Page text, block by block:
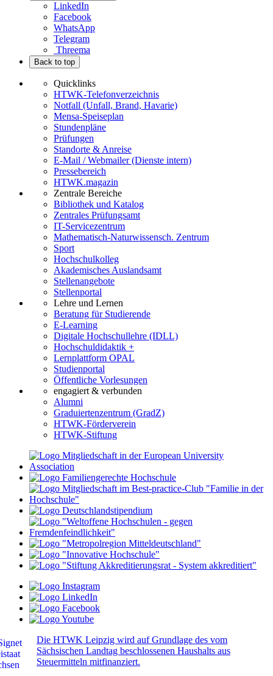
LinkedIn
Facebook
WhatsApp
Telegram
Threema
Back to top
Quicklinks
HTWK-Telefonverzeichnis
Notfall (Unfall, Brand, Havarie)
Mensa-Speiseplan
Stundenpläne
Prüfungen
Standorte & Anreise
E-Mail / Webmailer (Dienste intern)
Pressebereich
HTWK.magazin
Zentrale Bereiche
Bibliothek und Katalog
Zentrales Prüfungsamt
IT-Servicezentrum
Mathematisch-Naturwissensch. Zentrum
Sport
Hochschulkolleg
Akademisches Auslandsamt
Stellenangebote
Stellenportal
Lehre und Lernen
Beratung für Studierende
E-Learning
Digitale Hochschullehre (IDLL)
Hochschuldidaktik +
Lernplattform OPAL
Studienportal
Öffentliche Vorlesungen
engagiert & verbunden
Alumni
Graduiertenzentrum (GradZ)
HTWK-Förderverein
HTWK-Stiftung
Die HTWK Leipzig wird auf Grundlage des vom
Sächsischen Landtag beschlossenen Haushalts aus
Steuermitteln mitfinanziert.